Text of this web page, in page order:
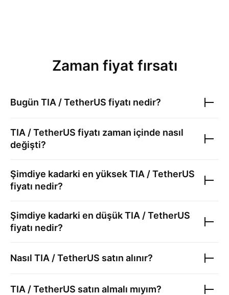
Zaman fiyat fırsatı
Bugün TIA / TetherUS fiyatı nedir?
TIA / TetherUS fiyatı zaman içinde nasıl
değişti?
Şimdiye kadarki en yüksekTIA / TetherUS
fiyatı nedir?
Şimdiye kadarki en düşükTIA / TetherUS
fiyatı nedir?
Nasıl TIA / TetherUS satın alınır?
TIA / TetherUS satın almalı mıyım?